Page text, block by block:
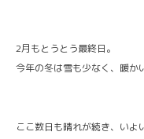
2月もとうとう最終日。
今年の冬は雪も少なく、暖か
ここ数日も晴れが続き、いよ